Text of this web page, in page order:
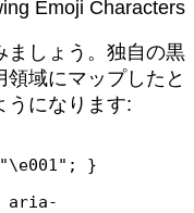
ましょう。独自の黒
域にマップしたと
うになります:
}
aria-